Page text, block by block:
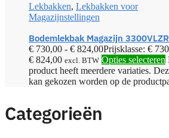
Lekbakken, Lekbakken voor
Magazijnstellingen
Bodemlekbak Magazijn 3300VLZR
€ 730,00 - € 824,00Prijsklasse: €
€ 824,00 excl. BTW Opties selecteren
product heeft meerdere variaties.
kan gekozen worden op de
Categorieën